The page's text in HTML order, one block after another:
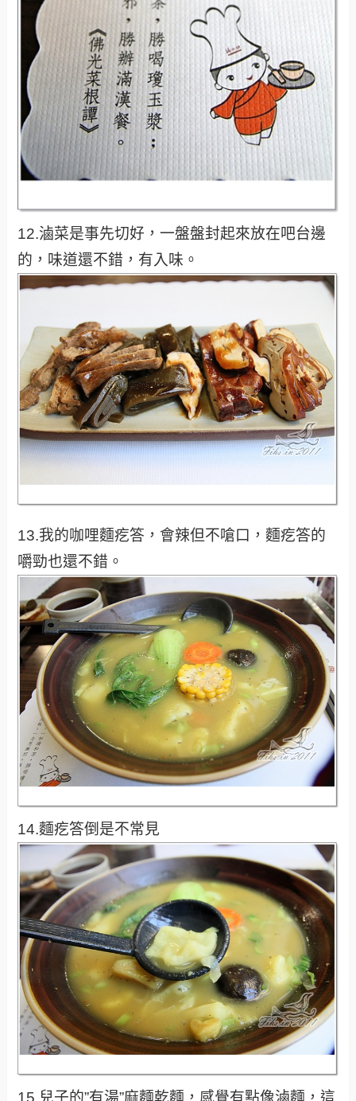
12.滷菜是事先切好，一盤盤封起來放在吧台邊
的，味道還不錯，有入味。
13.我的咖哩麵疙答，會辣但不嗆口，麵疙答的
嚼勁也還不錯。
14.麵疙答倒是不常見
15.兒子的”有湯”麻麵乾麵，感覺有點像滷麵，這